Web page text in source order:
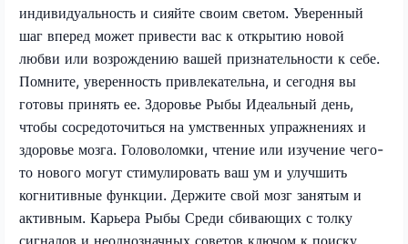
индивидуальность и сияйте своим светом. Уверенный
шаг вперед может привести вас к открытию новой
любви или возрождению вашей признательности к себе.
Помните, уверенность привлекательна, и сегодня вы
готовы принять ее. Здоровье Рыбы Идеальный день,
чтобы сосредоточиться на умственных упражнениях и
здоровье мозга. Головоломки, чтение или изучение чего-
то нового могут стимулировать ваш ум и улучшить
когнитивные функции. Держите свой мозг занятым и
активным. Карьера Рыбы Среди сбивающих с толку
сигналов и неоднозначных советов ключом к поиску